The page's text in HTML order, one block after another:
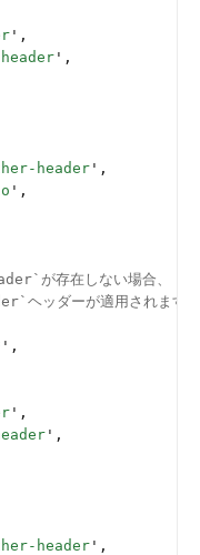
' ,
' ,
header ' ,
' ,
が存在しない場合、
ッダーが適用されます
' ,
' ,
' ,
header ' ,